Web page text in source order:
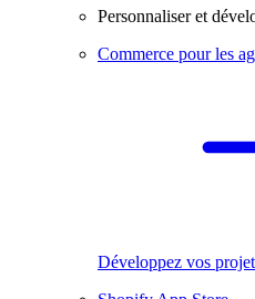
Personnaliser et
Commerce pour les
Développez vos